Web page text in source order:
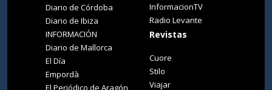
Diario de Córdoba
Diario de Ibiza
INFORMACIÓN
Diario de Mallorca
El Día
Empordà
El Periódico de Aragón
InformacionTV
Radio Levante
Revistas
Cuore
Stilo
Viajar